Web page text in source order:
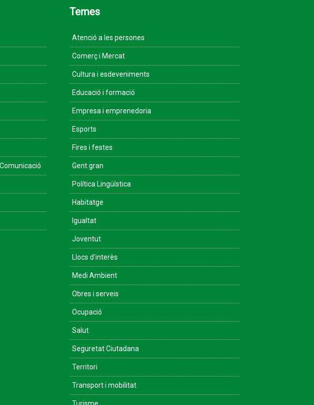
Temes
Atenció a les persones
Comerç i Mercat
Cultura i esdeveniments
Educació i formació
Empresa i emprenedoria
Esports
Fires i festes
Gent gran
Política Lingüística
Habitatge
Igualtat
Joventut
Llocs d'interès
Medi Ambient
Obres i serveis
Ocupació
Salut
Seguretat Ciutadana
Territori
Transport i mobilitat
Turisme